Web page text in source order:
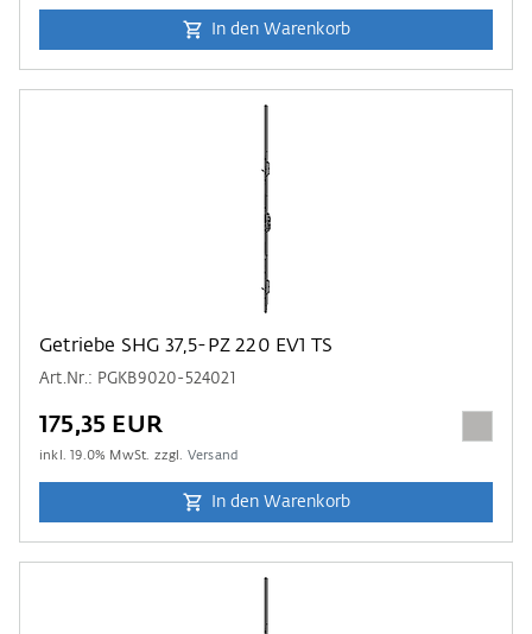
In den Warenkorb
Getriebe SHG 37,5-PZ 220 EV1 TS
Art.Nr.: PGKB9020-524021
175,35 EUR
inkl.19.0% MwSt. zzgl. Versand
In den Warenkorb